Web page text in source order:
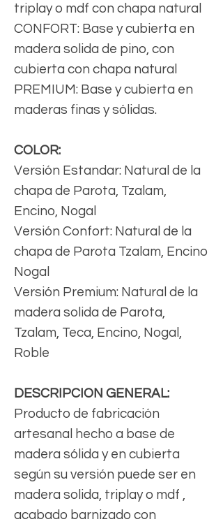
triplay o mdf con chapa natural
CONFORT: Base y cubierta en
madera solida de pino, con
cubierta con chapa natural
PREMIUM: Base y cubierta en
maderas finas y sólidas.
COLOR:
Versión Estandar: Natural de la
chapa de Parota, Tzalam,
Encino, Nogal
Versión Confort: Natural de la
chapa de Parota Tzalam, Encino
Nogal
Versión Premium: Natural de la
madera solida de Parota,
Tzalam, Teca, Encino, Nogal,
Roble
DESCRIPCION GENERAL:
Producto de fabricación
artesanal hecho a base de
madera sólida y en cubierta
según su versión puede ser en
madera solida, triplay o mdf ,
acabado barnizado con